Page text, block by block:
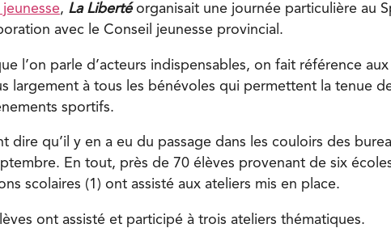
, La Liberté organisait une journée particulière au
avec le Conseil jeunesse provincial.
l’on parle d’acteurs indispensables, on fait référence
largement à tous les bénévoles qui permettent la tenue
sportifs.
dire qu’il y en a eu du passage dans les couloirs des
En tout, près de 70 élèves provenant de six
scolaires (1) ont assisté aux ateliers mis en place.
ont assisté et participé à trois ateliers thématiques.